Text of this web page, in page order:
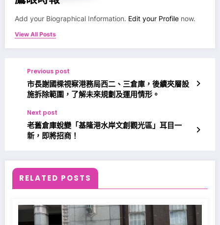
Add your Biographical Information. Edit your Profile now.
View All Posts
Previous post
市長謝國樑視察港務局西二、三倉庫，後續夾層設
施拆除範圍，了解未來規劃及運用情形。
Next post
老舊倉庫蛻變「基隆港水岸文創觀光區」耳目一
新，即將招商！
RELATED POSTS